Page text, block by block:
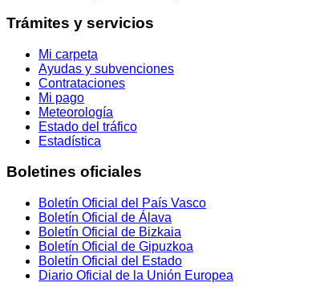
Trámites y servicios
Mi carpeta
Ayudas y subvenciones
Contrataciones
Mi pago
Meteorología
Estado del tráfico
Estadística
Boletines oficiales
Boletín Oficial del País Vasco
Boletín Oficial de Álava
Boletín Oficial de Bizkaia
Boletín Oficial de Gipuzkoa
Boletín Oficial del Estado
Diario Oficial de la Unión Europea